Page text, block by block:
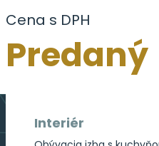
Cena s DPH
Predaný
Interiér